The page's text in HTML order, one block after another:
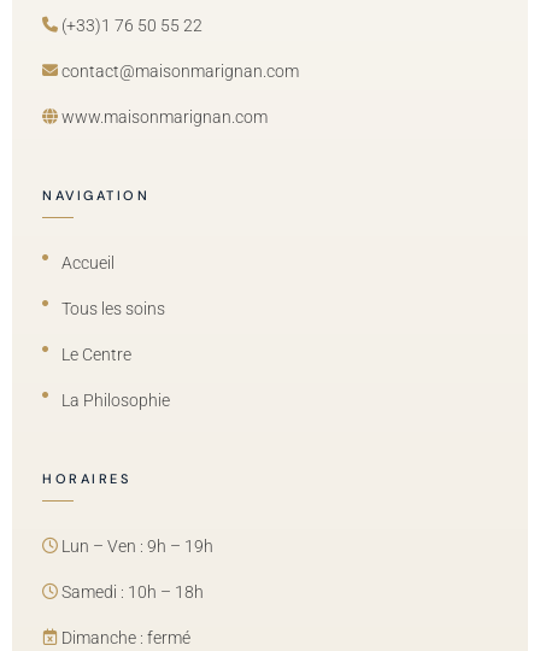
(+33)1 76 50 55 22
contact@maisonmarignan.com
www.maisonmarignan.com
NAVIGATION
Accueil
Tous les soins
Le Centre
La Philosophie
HORAIRES
Lun – Ven : 9h – 19h
Samedi : 10h – 18h
Dimanche : fermé